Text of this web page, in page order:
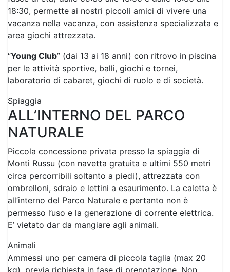
“Young Club” (dai 13 ai 18 anni) con ritrovo in piscina
per le attività sportive, balli, giochi e tornei,
laboratorio di cabaret, giochi di ruolo e di società.
Spiaggia
ALL’INTERNO DEL PARCO
NATURALE
Piccola concessione privata presso la spiaggia di
Monti Russu (con navetta gratuita e ultimi 550 metri
circa percorribili soltanto a piedi), attrezzata con
all’interno del Parco Naturale e pertanto non è
permesso l’uso e la generazione di corrente elettrica.
E’ vietato dar da mangiare agli animali.
Animali
Ammessi uno per camera di piccola taglia (max 20
kg), previa richiesta in fase di prenotazione. Non
Supplemento spese obbligatorio di igienizzazione
finale da pagare in loco.